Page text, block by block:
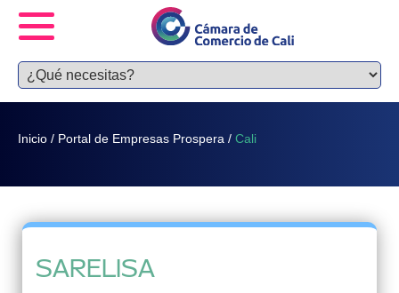
Inicio / Portal de Empresas Prospera / Cali
SARELISA